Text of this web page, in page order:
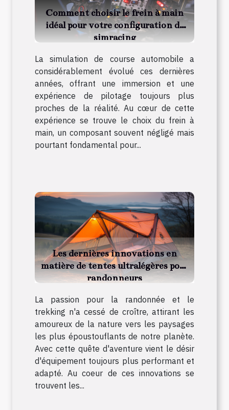
Comment choisir le frein à main
idéal pour votre configuration de
simracing
La simulation de course automobile a
considérablement évolué ces dernières
années, offrant une immersion et une
expérience de pilotage toujours plus
proches de la réalité. Au cœur de cette
expérience se trouve le choix du frein à
main, un composant souvent négligé mais
pourtant fondamental pour...
Les dernières innovations en
matière de tentes ultralégères pour
randonneurs
La passion pour la randonnée et le
trekking n'a cessé de croître, attirant les
amoureux de la nature vers les paysages
les plus époustouflants de notre planète.
Avec cette quête d'aventure vient le désir
d'équipement toujours plus performant et
adapté. Au coeur de ces innovations se
trouvent les...